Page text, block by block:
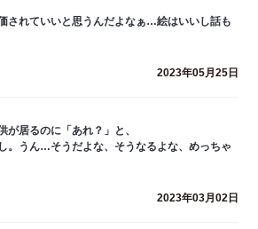
されていいと思うんだよなぁ…絵はいいし話も
2023年05月25日
が居るのに「あれ？」と、
。うん…そうだよな、そうなるよな、めっちゃ
2023年03月02日